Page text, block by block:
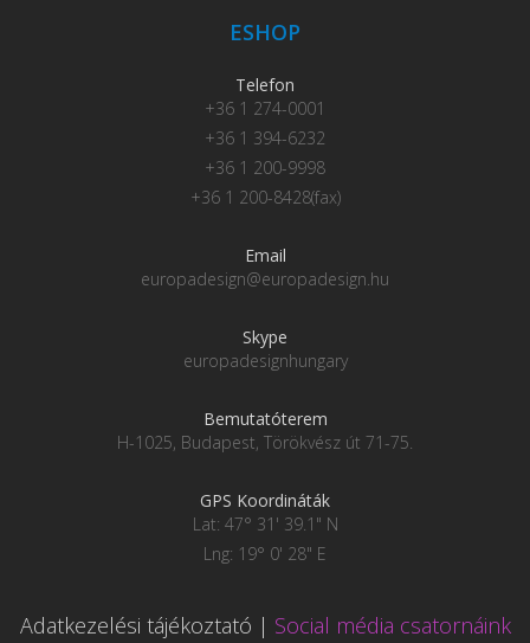
ESHOP
Telefon
+36 1 274-0001
+36 1 394-6232
+36 1 200-9998
+36 1 200-8428(fax)
Email
europadesign@europadesign.hu
Skype
europadesignhungary
Bemutatóterem
H-1025, Budapest, Törökvész út 71-75.
GPS Koordináták
Lat: 47° 31' 39.1" N
Lng: 19° 0' 28" E
Adatkezelési tájékoztató | Social média csatornáink